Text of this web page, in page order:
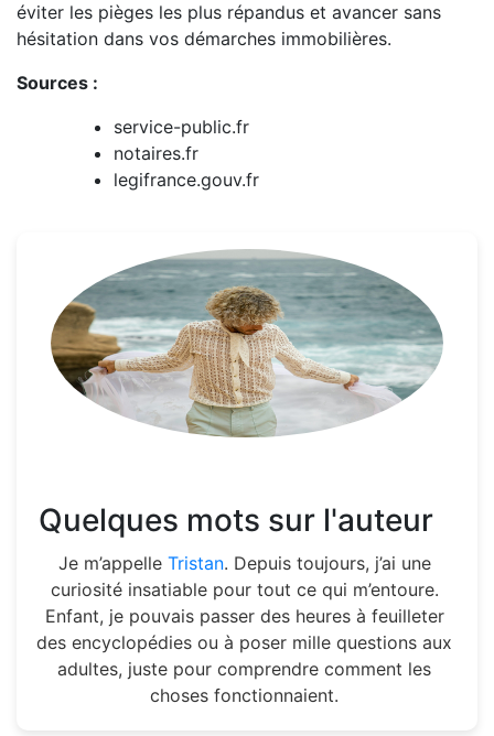
éviter les pièges les plus répandus et avancer sans
hésitation dans vos démarches immobilières.
Sources :
service-public.fr
notaires.fr
legifrance.gouv.fr
Quelques mots sur l'auteur
Je m’appelle Tristan. Depuis toujours, j’ai une
curiosité insatiable pour tout ce qui m’entoure.
Enfant, je pouvais passer des heures à feuilleter
des encyclopédies ou à poser mille questions aux
adultes, juste pour comprendre comment les
choses fonctionnaient.